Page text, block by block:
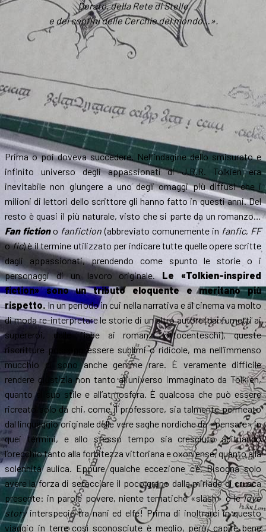
Dorato, della Rete di Stelle
e dei confini delle Cerchie del mondo…».
Prima o poi doveva succedere. Nell’indagine dello smisurato e
infinito universo degli appassionati di J.R.R. Tolkien era
inevitabile non giungere a uno degli omaggi più diffusi che i
milioni di lettori dello scrittore gli hanno fatto in questi anni. Del
resto è quasi il più naturale, visto che si parte da un romanzo…
Fan fictiono fanfiction (abbreviato comunemente in fanfic, FF
ofic) è il termine utilizzato per indicare tutte quelle opere scritte
dagli appassionati, prendendo come spunto le storie o i
personaggi di un lavoro originale.Le «Tolkien-inspired
fiction» sono un tributo eloquente e meritano più
rispetto.In un periodo in cui nella narrativa e al cinema va molto
di moda re-interpretare le storie di un altro autore (dai fumetti ai
supereroi, dalle fiabe ai romanzi ottocenteschi), queste
riscritture possono essere sublimi o ridicole, ma nell’immenso
mucchio ci sono anche gemme rare. È veramente difficile
rendere giustizia non tanto all’universo immaginato da Tolkien,
quanto al suo stile e all’atmosfera. È qualcosa che può essere
ricreato solo da chi, come il professore, sia talmente permeato
dal linguaggio originale delle vere saghe nordiche da «pensare» in
quei termini, e allo stesso tempo sia cresciuto abituando
l’orecchio tanto alla forbitezza vittoriana e oxoniense, quanto alla
solennità aulica. Eppure qualche eccezione c’è. Bisogna solo
avere la forza di setacciare il poco grano dalla miriade di crusca
presente: in parole povere, niente tematiche «slash» o lelove
storyinterspecie tra nani ed elfe! Prima di inoltrarci in questo
viaggio in terre così sconosciute è meglio, però, capire bene